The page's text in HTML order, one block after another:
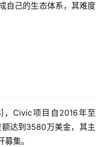
自己的生态体系，其难度
，Civic项目自2016年至
达到3580万美金，其主
集。